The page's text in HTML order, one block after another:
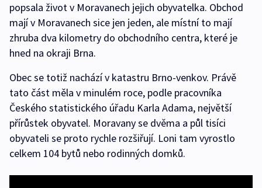
popsala život v Moravanech jejich obyvatelka. Obchod
mají v Moravanech sice jen jeden, ale místní to mají
zhruba dva kilometry do obchodního centra, které je
hned na okraji Brna.
Obec se totiž nachází v katastru Brno-venkov. Právě
tato část měla v minulém roce, podle pracovníka
Českého statistického úřadu Karla Adama, největší
přírůstek obyvatel. Moravany se dvěma a půl tisíci
obyvateli se proto rychle rozšiřují. Loni tam vyrostlo
celkem 104 bytů nebo rodinných domků.